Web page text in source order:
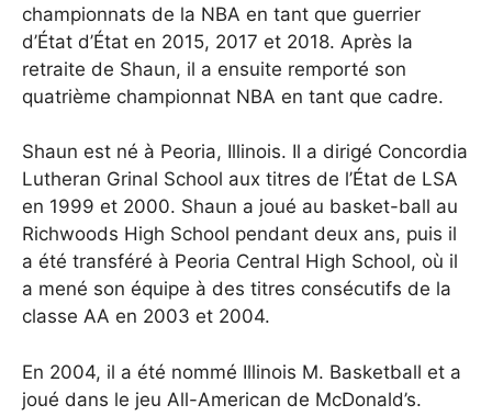
championnats de la NBA en tant que guerrier
d’État d’État en 2015, 2017 et 2018. Après la
retraite de Shaun, il a ensuite remporté son
quatrième championnat NBA en tant que cadre.
Shaun est né à Peoria, Illinois. Il a dirigé Concordia
Lutheran Grinal School aux titres de l’État de LSA
en 1999 et 2000. Shaun a joué au basket-ball au
Richwoods High School pendant deux ans, puis il
a été transféré à Peoria Central High School, où il
a mené son équipe à des titres consécutifs de la
classe AA en 2003 et 2004.
En 2004, il a été nommé Illinois M. Basketball et a
joué dans le jeu All-American de McDonald’s.